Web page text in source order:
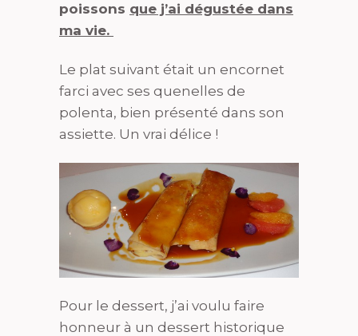
poissons que j’ai dégustée dans
ma vie.
Le plat suivant était un encornet
farci avec ses quenelles de
polenta, bien présenté dans son
assiette. Un vrai délice !
Pour le dessert, j’ai voulu faire
honneur à un dessert historique